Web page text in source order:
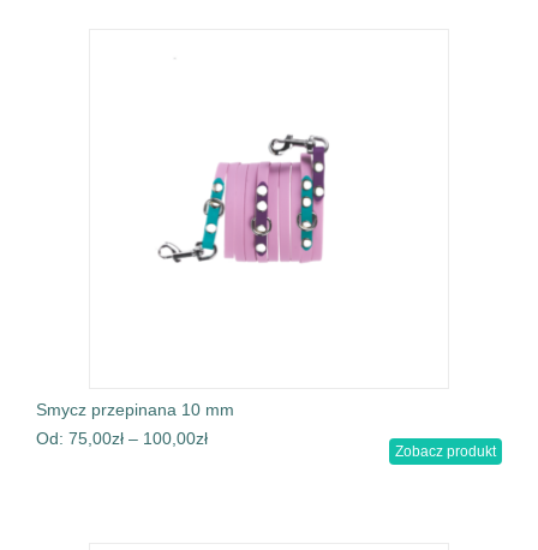
Smycz przepinana 10 mm
Od: 75,00zł – 100,00zł
Zobacz produkt